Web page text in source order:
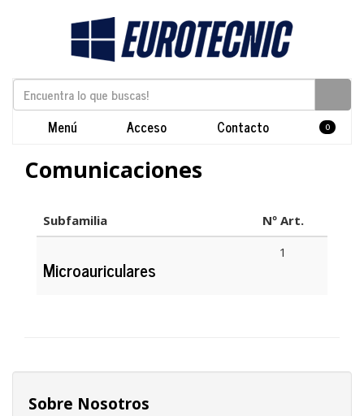
Menú Acceso Contacto 0
Comunicaciones
Subfamilia Nº Art.
Microauriculares
1
Sobre Nosotros